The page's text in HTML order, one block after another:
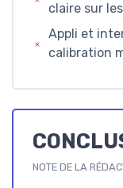
claire sur
Appli et
calibration
NOTE DE LA